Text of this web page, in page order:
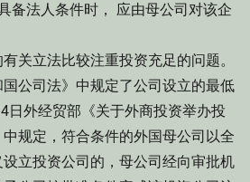
备法人条件时， 应由母公司对该企
关立法比较注重投资充足的问题。
公司法》中规定了公司设立的最低
日外经贸部《关于外商投资举办投
规定，符合条件的外国母公司以全
立投资公司的，母公司经向审批机